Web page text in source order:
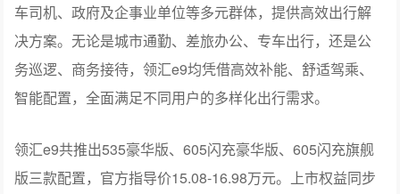
车司机、政府及企事业单位等多元群体，提供高效出行解
决方案。无论是城市通勤、差旅办公、专车出行，还是公
务巡逻、商务接待，领汇e9均凭借高效补能、舒适驾乘、
智能配置，全面满足不同用户的多样化出行需求。
领汇e9共推出535豪华版、605闪充豪华版、605闪充旗舰
版三款配置，官方指导价15.08-16.98万元。上市权益同步